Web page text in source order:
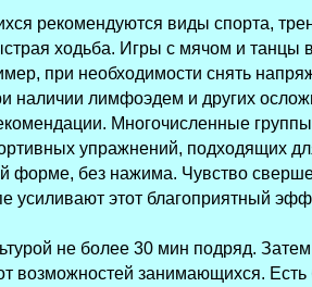
рекомендуются виды спорта,
ходьба. Игры с мячом и танцы
при необходимости снять
наличии лимфоэдем и других
Многочисленные
упражнений, подходящих
форме, без нажима. Чувство
усиливают этот благоприятный
не более 30 мин подряд.
возможностей занимающихся.